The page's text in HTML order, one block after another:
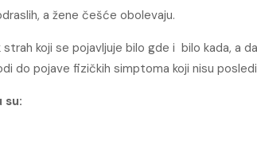
a žene češće obolevaju.
koji se pojavljuje bilo gde i bilo kada, a
do pojave fizičkih simptoma koji nisu
su: